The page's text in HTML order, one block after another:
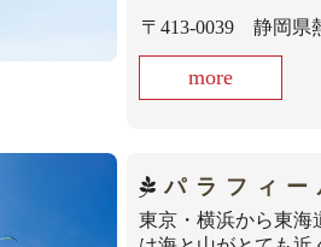
〒413-0039 静岡県
more
パラフィー
東京・横浜から東海